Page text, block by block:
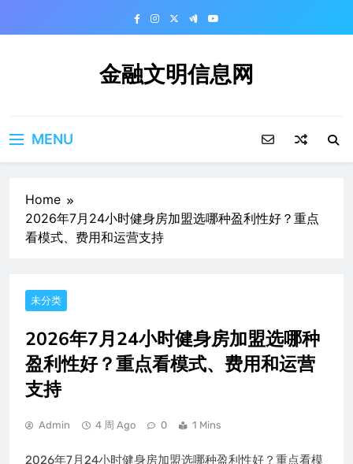
金融文明信息网
MENU
Home
2026年7月24小时健身房加盟选哪种盈利性好？重点
看模式、费用和运营支持
未分类
2026年7月24小时健身房加盟选哪种
盈利性好？重点看模式、费用和运营
支持
Admin 4 周 Ago 0 1 Mins
2026年7月24小时健身房加盟选哪种盈利性好？重点看模